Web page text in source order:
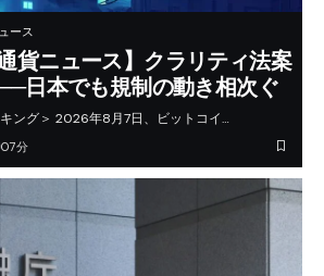
ース
貨ニュース】クラリティ法案
日本でも規制の動き相次ぐ
ング＞ 2026年8月7日、ビットコイ…
分